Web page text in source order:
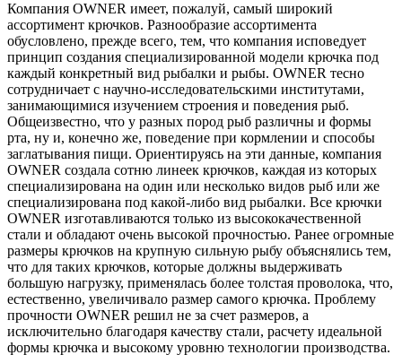
Компания OWNER имеет, пожалуй, самый широкий
ассортимент крючков. Разнообразие ассортимента
обусловлено, прежде всего, тем, что компания исповедует
принцип создания специализированной модели крючка под
каждый конкретный вид рыбалки и рыбы. OWNER тесно
сотрудничает с научно-исследовательскими институтами,
занимающимися изучением строения и поведения рыб.
Общеизвестно, что у разных пород рыб различны и формы
рта, ну и, конечно же, поведение при кормлении и способы
заглатывания пищи. Ориентируясь на эти данные, компания
OWNER создала сотню линеек крючков, каждая из которых
специализирована на один или несколько видов рыб или же
специализирована под какой-либо вид рыбалки. Все крючки
OWNER изготавливаются только из высококачественной
стали и обладают очень высокой прочностью. Ранее огромные
размеры крючков на крупную сильную рыбу объяснялись тем,
что для таких крючков, которые должны выдерживать
большую нагрузку, применялась более толстая проволока, что,
естественно, увеличивало размер самого крючка. Проблему
прочности OWNER решил не за счет размеров, а
исключительно благодаря качеству стали, расчету идеальной
формы крючка и высокому уровню технологии производства.